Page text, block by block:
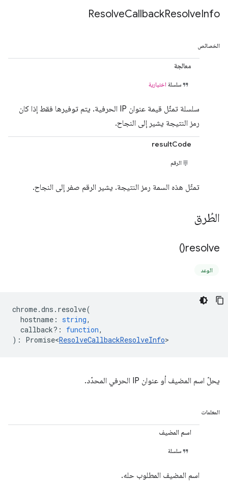
ResolveCallbackResolveInfo
الخصائص
معالجة
سلسلة اختيارية
سلسلة تمثّل قيمة عنوان IP الحرفية. يتم توفيرها فقط إذا كان
رمز النتيجة يشير إلى النجاح.
resultCode
الرقم
تمثّل هذه السمة رمز النتيجة. يشير الرقم صفر إلى النجاح.
الطُرق
resolve(
)
الوعد
chrome.dns . resolve(
hostname : string,
callback? : function,
) : Promise<ResolveCallbackResolveInfo>
يحلّ اسم المضيف أو عنوان IP الحرفي المحدّد.
المعلمات
اسم المضيف
سلسلة
اسم المضيف المطلوب حله.